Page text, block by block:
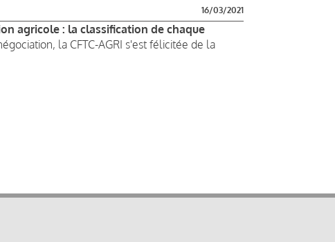
16/03/2021
agricole : la classification de chaque
la CFTC-AGRI s'est félicitée de la